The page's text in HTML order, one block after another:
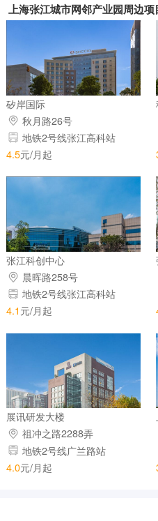
上海张江城市网邻产业园周边项
矽岸国际
秋月路26号
地铁2号线张江高科站
4.5元/月起
张江科创中心
晨晖路258号
地铁2号线张江高科站
4.1 元/月起
展讯研发大楼
祖冲之路2288弄
地铁2号线广兰路站
4.0元/月起